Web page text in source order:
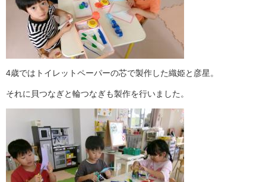
4歳ではトイレットペーパーの芯で製作した織姫と彦星。
それに貝つなぎと輪つなぎも製作を行いました。